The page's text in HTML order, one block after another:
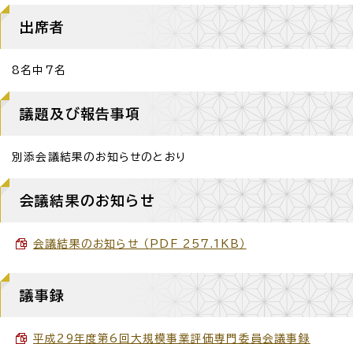
出席者
8名中7名
議題及び報告事項
別添会議結果のお知らせのとおり
会議結果のお知らせ
会議結果のお知らせ （PDF 257.1KB）
議事録
平成29年度第6回大規模事業評価専門委員会議事録